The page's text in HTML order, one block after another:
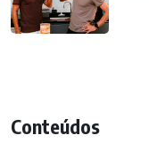
Conteúdos